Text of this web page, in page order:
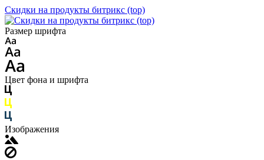
Скидки на продукты битрикс (top)
Размер шрифта
Цвет фона и шрифта
Изображения